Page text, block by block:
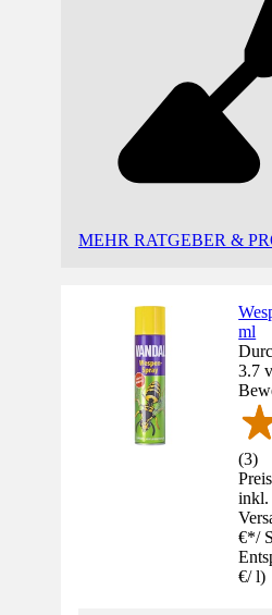
MEHR RATGEBER &
ml
3.7
(3)
inkl.
€*/
€/ l)